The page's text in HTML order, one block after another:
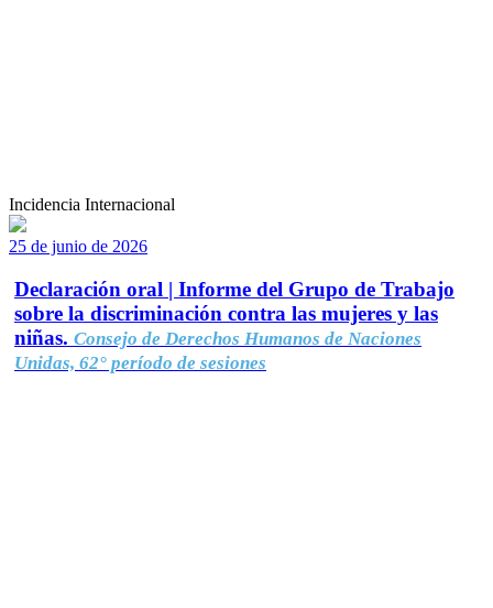
Incidencia Internacional
25 de junio de 2026
Declaración oral | Informe del Grupo de Trabajo
sobre la discriminación contra las mujeres y las
niñas. Consejo de Derechos Humanos de Naciones
Unidas, 62° período de sesiones